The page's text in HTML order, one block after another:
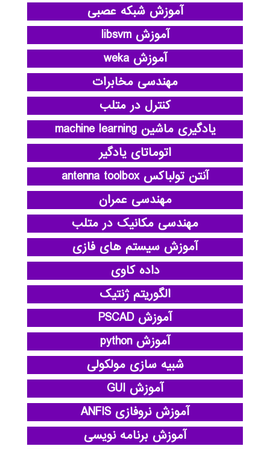
آموزش شبکه عصبی
آموزش libsvm
آموزش weka
مهندسی مخابرات
کنترل در متلب
یادگیری ماشین machine learning
اتوماتای یادگیر
آنتن تولباکس antenna toolbox
مهندسی عمران
مهندسی مکانیک در متلب
آموزش سیستم های فازی
داده کاوی
الگوریتم ژنتیک
آموزش PSCAD
آموزش python
شبیه سازی مولکولی
آموزش GUI
آموزش نروفازی ANFIS
آموزش برنامه نویسی